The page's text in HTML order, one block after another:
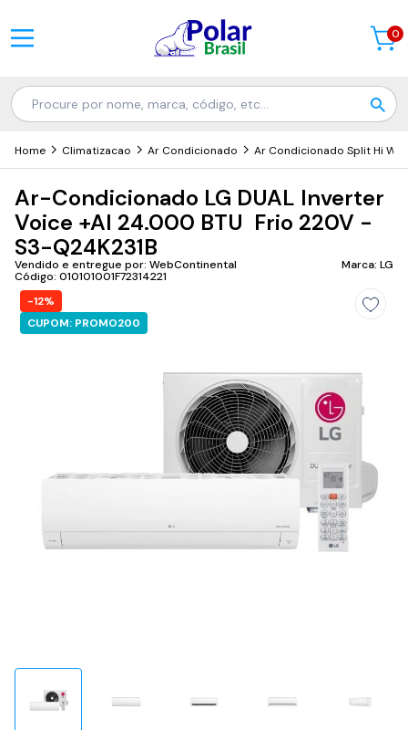
0
Home Climatizacao Ar Condicionado Ar Condicionado Split Hi Wall
Ar-Condicionado LG DUAL Inverter
Voice +AI 24.000 BTU Frio 220V -
S3-Q24K231B
Vendido e entregue por: WebContinental
Marca: LG
Código: 010101001F72314221
-12%
CUPOM: PROMO200